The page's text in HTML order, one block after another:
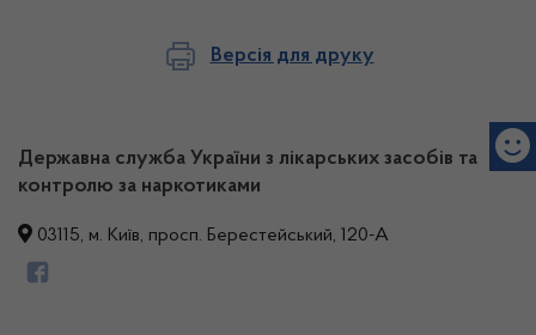
Версія для друку
Державна служба України з лікарських засобів та
контролю за наркотиками
03115, м. Київ, просп. Берестейський, 120-А